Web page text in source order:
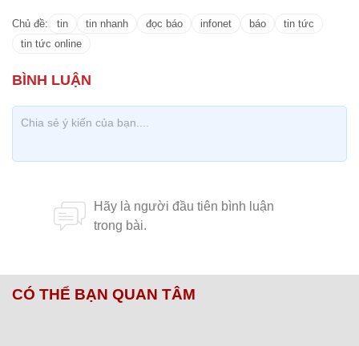
Chủ đề: tin tin nhanh đọc báo infonet báo
tin tức
tin tức online
CÓ THỂ BẠN QUAN TÂM